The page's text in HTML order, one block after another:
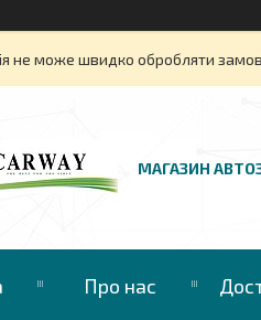
не може швидко обробляти
МАГАЗИН
Про нас